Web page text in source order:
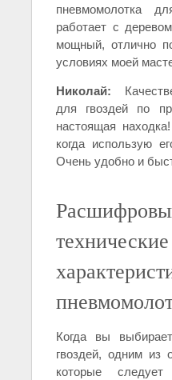
пневмомолотка
работает с
мощный, отлично
условиях моей
Николай:
для гвоздей по
настоящая
когда использую
Очень удобно и
технические
Когда вы
гвоздей, одним из
которые